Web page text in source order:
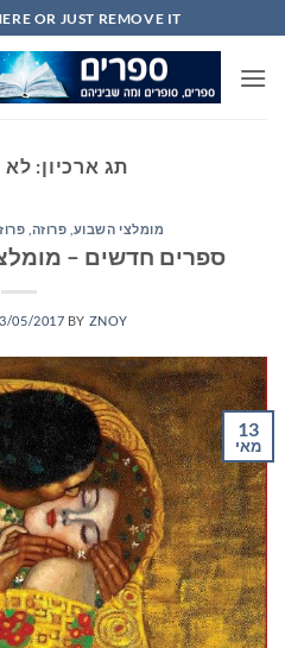
to
content
OR JUST REMOVE IT...
תג ארכיון: לא
מומלצי השבוע פרוזה
ספרים חדשים – מומלצי
05/2017 BY ZNOY
13
מאי